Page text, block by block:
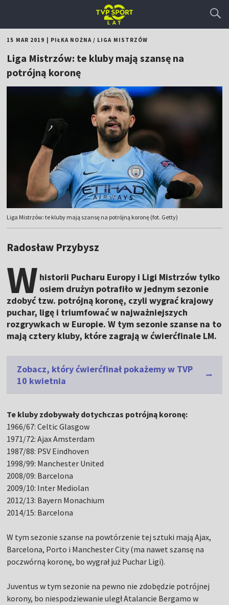
15 MAR 2019 PIŁKA NOŻNA/ LIGA MISTRZÓW
Liga Mistrzów: te kluby mają szansę na
potrójną koronę
Liga Mistrzów: te kluby mają szansę na potrójną koronę (fot. Getty)
Radosław Przybysz
W historii Pucharu Europy i Ligi Mistrzów tylko
osiem drużyn potrafiło w jednym sezonie
zdobyć tzw. potrójną koronę, czyli wygrać krajowy
puchar, ligę i triumfować w najważniejszych
rozgrywkach w Europie. W tym sezonie szanse na to
mają cztery kluby, które zagrają w ćwierćfinale LM.
Zobacz, który ćwierćfinał pokażemy w TVP
10 kwietnia
Te kluby zdobywały dotychczas potrójną koronę:
1966/67: Celtic Glasgow
1971/72: Ajax Amsterdam
1987/88: PSV Eindhoven
1998/99: Manchester United
2008/09: Barcelona
2009/10: Inter Mediolan
2012/13: Bayern Monachium
2014/15: Barcelona
W tym sezonie szanse na powtórzenie tej sztuki mają Ajax,
Barcelona, Porto i Manchester City (ma nawet szansę na
poczwórną koronę, bo wygrał już Puchar Ligi).
Juventus w tym sezonie na pewno nie zdobędzie potrójnej
korony, bo niespodziewanie uległ Atalancie Bergamo w